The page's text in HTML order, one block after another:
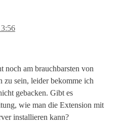
noch am brauchbarsten von
zu sein, leider bekomme ich
gebacken. Gibt es
wie man die Extension mit
installieren kann?